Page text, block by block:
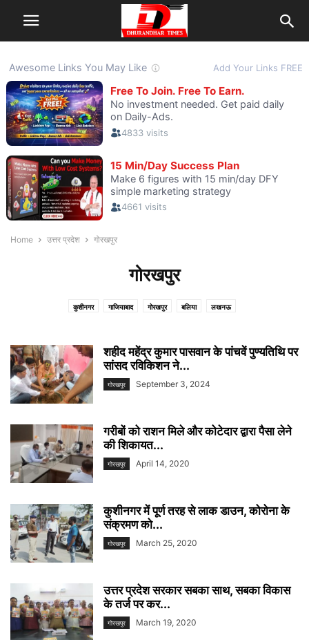
Home उत्तर प्रदेश गोरखपुर
गोरखपुर
कुशीनगर गाजियाबाद गोरखपुर बलिया लखनऊ
शहीद महेंद्र कुमार पासवान के पांचवें पुण्यतिथि पर
सांसद रविकिशन ने...
गोरखपुर September 3, 2024
गरीबों को राशन मिले और कोटेदार द्वारा पैसा लेने
की शिकायत...
गोरखपुर April 14, 2020
कुशीनगर में पूर्ण तरह से लाक डाउन, कोरोना के
संक्रमण को...
गोरखपुर March 25, 2020
उत्तर प्रदेश सरकार सबका साथ, सबका विकास
के तर्ज पर कर...
गोरखपुर March 19, 2020